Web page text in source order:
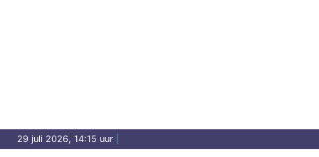
29 juli 2026, 14:15 uur